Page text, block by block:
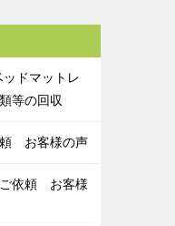
ドマットレ
等の回収
頼 お客様の声
ご依頼 お客様